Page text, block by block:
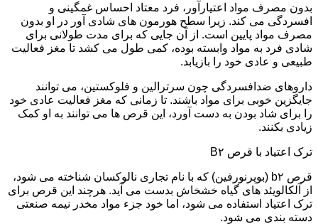
بدون مصرف مواد اعتیارآور، فرد معتاد احساس غمگینی و
افسردگی می کند. زیرا سطح هورمون های شادی آور در او بدون
مصرف مواد پایین است. از آن جایی که برای مدت طولانی برای
شادی فرد به مواد وابسته بوده، کمی طول می کشد تا مغز فعالیت
طبیعی و عادی خود را بازیابد.
داروهای ضدافسردگی چون سرترالین و فلوکستین، می توانند
جایگزین خوبی برای مواد باشند. تا زمانی که مغز فعالیت عادی خود
را برای شاد بودن به دست آورد، این قرص ها می توانند به او کمک
زیادی بکنند.
ترک اعتیاد با قرص B۲
قرص b۲ (بوپرنورفین) که با نام تجاری نالوکسان شناخته می شود،
از آلکالویئد های گیاه خشخاش بدست می آید. هرچند این قرص برای
ترک اعتیاد استفاده می شود، اما خود جزء مواد مخدر نیمه صنعتی
دسته بندی می شود.